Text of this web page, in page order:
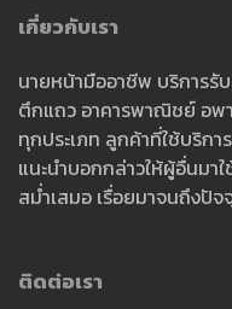
เกี่ยวกับเรา
นายหน้ามืออาชีพ บริการรั
ตึกแถว อาคารพาณิชย์ อพ
ทุกประเภท ลูกค้าที่ใช้บริกา
แนะนำบอกกล่าวให้ผู้อื่นมา
สม่ำเสมอ เรื่อยมาจนถึงปัจ
ติดต่อเรา